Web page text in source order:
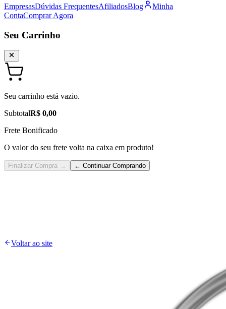
EmpresasDúvidas FrequentesAfiliadosBlog
Minha
ContaComprar Agora
Seu Carrinho
Seu carrinho está vazio.
SubtotalR$ 0,00
Frete Bonificado
O valor do seu frete volta na caixa em produto!
Finalizar Compra → ← Continuar Comprando
Voltar ao site